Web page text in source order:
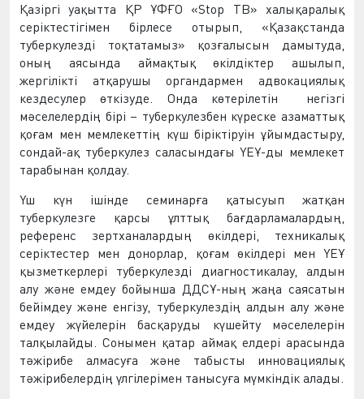
Қазіргі уақытта ҚР ҰФҒО «Stop TB» халықаралық
серіктестігімен бірлесе отырып, «Қазақстанда
туберкулезді тоқтатамыз» қозғалысын дамытуда,
оның аясында аймақтық өкілдіктер ашылып,
жергілікті атқарушы органдармен адвокациялық
кездесулер өткізуде. Онда көтерілетін негізгі
мәселелердің бірі – туберкулезбен күреске азаматтық
қоғам мен мемлекеттің күш біріктіруін ұйымдастыру,
сондай-ақ туберкулез саласындағы ҮЕҰ-ды мемлекет
тарабынан қолдау.
Үш күн ішінде семинарға қатысуып жатқан
туберкулезге қарсы ұлттық бағдарламалардың,
референс зертханалардың өкілдері, техникалық
серіктестер мен донорлар, қоғам өкілдері мен ҮЕҰ
қызметкерлері туберкулезді диагностикалау, алдын
алу және емдеу бойынша ДДСҰ-ның жаңа саясатын
бейімдеу және енгізу, туберкулездің алдын алу және
емдеу жүйелерін басқаруды күшейту мәселелерін
талқылайды. Сонымен қатар аймақ елдері арасында
тәжірибе алмасуға және табысты инновациялық
тәжірибелердің үлгілерімен танысуға мүмкіндік алады.